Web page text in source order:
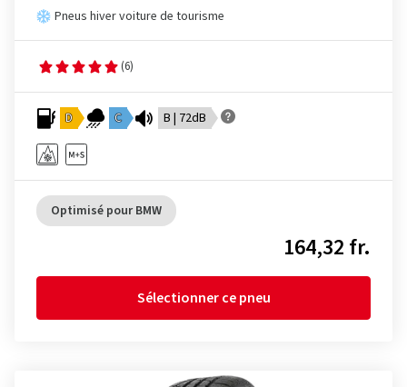
Pneus hiver voiture de tourisme
(6)
D C B | 72dB
Optimisé pour BMW
164,32 fr.
Sélectionner ce pneu